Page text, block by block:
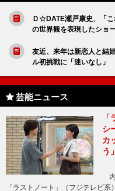
Ｄ☆DATE瀬戸康史、「
の世界観を表現したショ
友近、来年は新恋人と結
ル初挑戦に「迷いなし」
芸能ニュース
シ
カ
う」
内
「ラストノート」（フジテレビ